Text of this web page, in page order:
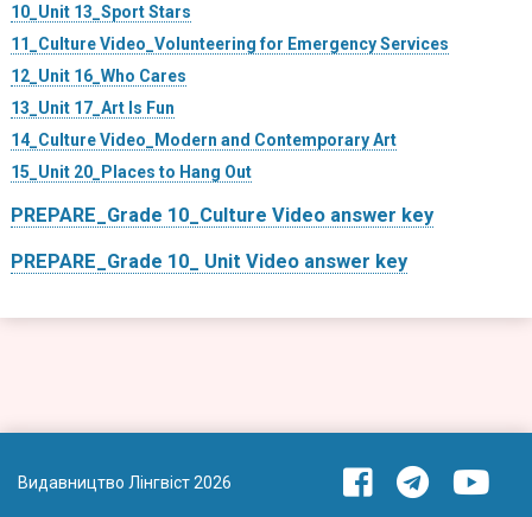
10_Unit 13_Sport Stars
11_Culture Video_Volunteering for Emergency Services
12_Unit 16_Who Cares
13_Unit 17_Art Is Fun
14_Culture Video_Modern and Contemporary Art
15_Unit 20_Places to Hang Out
PREPARE_Grade 10_Culture Video answer key
PREPARE_Grade 10_ Unit Video answer key
Видавництво Лінгвіст 2026